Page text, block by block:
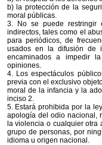
b) la protección de la
moral públicas.
3. No se puede restringir
indirectos, tales como el
para periódicos, de
usados en la difusión de
encaminados a impedir
opiniones.
4. Los espectáculos
previa con el exclusivo
moral de la infancia y la
inciso 2.
5. Estará prohibida por la
apología del odio nacional,
la violencia o cualquier
grupo de personas, por
idioma u origen nacional.